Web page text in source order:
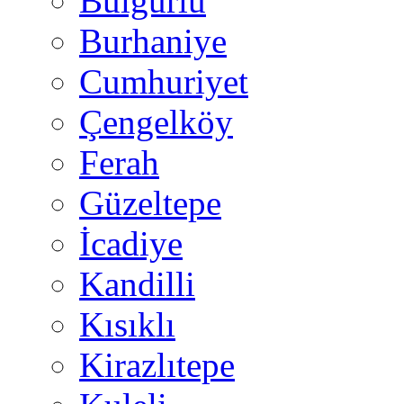
Burhaniye
Cumhuriyet
Çengelköy
Ferah
Güzeltepe
İcadiye
Kandilli
Kısıklı
Kirazlıtepe